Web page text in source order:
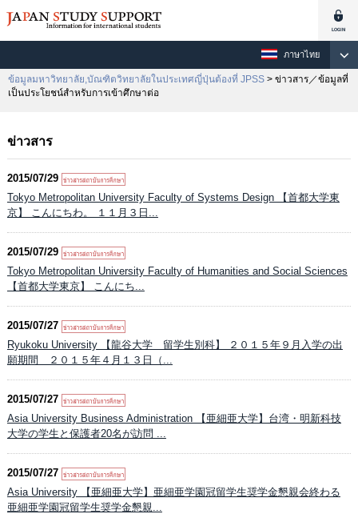
ภาษาไทย
ข้อมูลมหาวิทยาลัย,บัณฑิตวิทยาลัยในประเทศญี่ปุ่นต้องที่ JPSS > ข่าวสาร／ข้อมูลที่
เป็นประโยชน์สำหรับการเข้าศึกษาต่อ
ข่าวสาร
2015/07/29
Tokyo Metropolitan University Faculty of Systems Design 【首都大学東
京】 こんにちわ。 １１月３日...
2015/07/29
Tokyo Metropolitan University Faculty of Humanities and Social Sciences
【首都大学東京】 こんにち...
2015/07/27
Ryukoku University 【龍谷大学 留学生別科】 ２０１５年９月入学の出
願期間 ２０１５年４月１３日（...
2015/07/27
Asia University Business Administration 【亜細亜大学】台湾・明新科技
大学の学生と保護者20名が訪問 ...
2015/07/27
Asia University 【亜細亜大学】亜細亜学園冠留学生奨学金懇親会終わる
亜細亜学園冠留学生奨学金懇親...